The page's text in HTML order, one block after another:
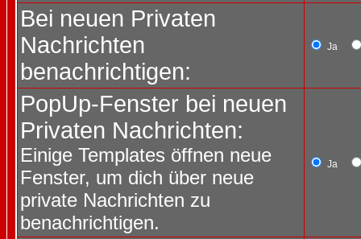
Bei neuen Privaten
Nachrichten
benachrichtigen:
Ja
PopUp-Fenster bei neuen
Privaten Nachrichten:
Einige Templates öffnen neue
Fenster, um dich über neue
private Nachrichten zu
benachrichtigen.
Ja